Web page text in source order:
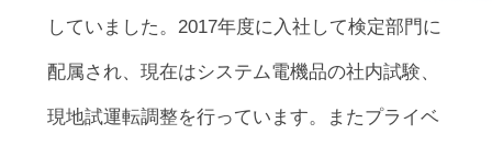
していました。2017年度に入社して検定部門に
配属され、現在はシステム電機品の社内試験、
現地試運転調整を行っています。またプライベ